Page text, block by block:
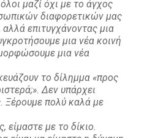
μαζί όχι με το άγχος
διαφορετικών μας
επιτυγχάνοντας μια
μια νέα κοινή
μια νέα
το δίλημμα «προς
Δεν υπάρχει
Ξέρουμε πολύ καλά με
είμαστε με το δίκιο.